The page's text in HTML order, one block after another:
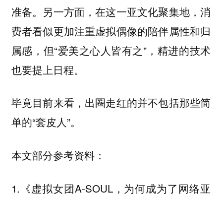
准备。另一方面，在这一亚文化聚集地，消
费者看似更加注重虚拟偶像的陪伴属性和归
属感，但“爱美之心人皆有之”，精进的技术
也要提上日程。
毕竟目前来看，出圈走红的并不包括那些简
单的“套皮人”。
本文部分参考资料：
1.《虚拟女团A-SOUL，为何成为了网络亚